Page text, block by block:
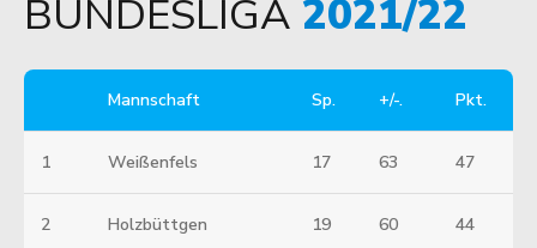
BUNDESLIGA 2021/22
Mannschaft Sp. +/-. Pkt.
1 Weißenfels 17 63 47
2 Holzbüttgen 19 60 44